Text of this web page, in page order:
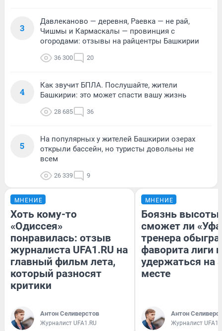
3
Давлеканово — деревня, Раевка — не рай,
Чишмы и Кармаскалы — провинция с
огородами: отзывы на райцентры Башкирии
36 300 20
4
Как звучит БПЛА. Послушайте, жители
Башкирии: это может спасти вашу жизнь
28 685 36
5
На популярных у жителей Башкирии озерах
открыли бассейн, но туристы довольны не
всем
26 339 9
МНЕНИЕ
Хоть кому-то
«Одиссея»
понравилась: отзыв
журналиста UFA1.RU на
главный фильм лета,
который разносят
критики
Антон Селиверстов
Журналист UFA1.RU
МНЕНИЕ
Боязнь высоты:
сможет ли
тренера
фаворита лиги и
удержаться на
месте
Антон
Журналист